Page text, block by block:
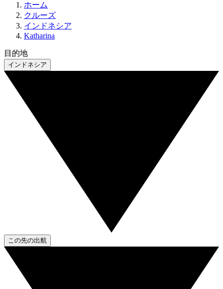
ホーム
クルーズ
インドネシア
Katharina
目的地
インドネシア
この先の出航